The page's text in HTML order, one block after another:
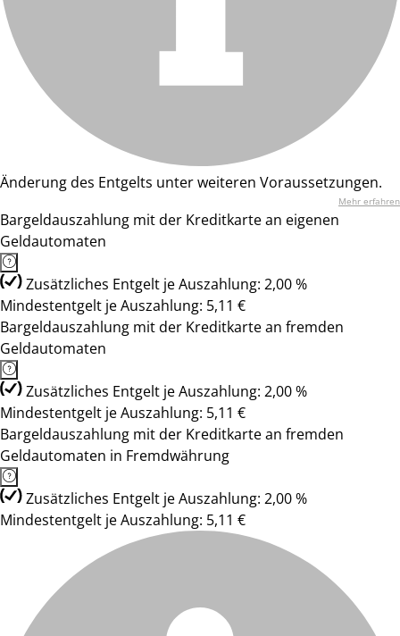
Änderung des Entgelts unter weiteren Voraussetzungen.
Mehr erfahren
Bargeldauszahlung mit der Kreditkarte an eigenen
Geldautomaten
Zusätzliches Entgelt je Auszahlung: 2,00 %
Mindestentgelt je Auszahlung: 5,11 €
Bargeldauszahlung mit der Kreditkarte an fremden
Geldautomaten
Zusätzliches Entgelt je Auszahlung: 2,00 %
Mindestentgelt je Auszahlung: 5,11 €
Bargeldauszahlung mit der Kreditkarte an fremden
Geldautomaten in Fremdwährung
Zusätzliches Entgelt je Auszahlung: 2,00 %
Mindestentgelt je Auszahlung: 5,11 €